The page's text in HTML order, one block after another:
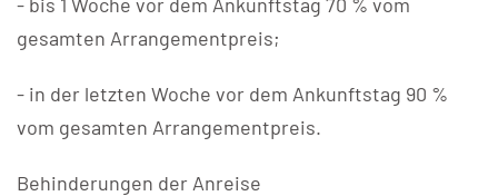
gesamten Arrangementpreis;
- in der letzten Woche vor dem Ankunftstag 90 %
vom gesamten Arrangementpreis.
Behinderungen der Anreise